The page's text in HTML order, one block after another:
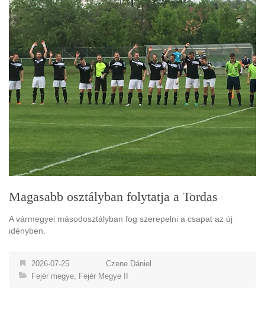
Magasabb osztályban folytatja a Tordas
A vármegyei másodosztályban fog szerepelni a csapat az új
idényben.
2026-07-25
Czene Dániel
Fejér megye, Fejér Megye II